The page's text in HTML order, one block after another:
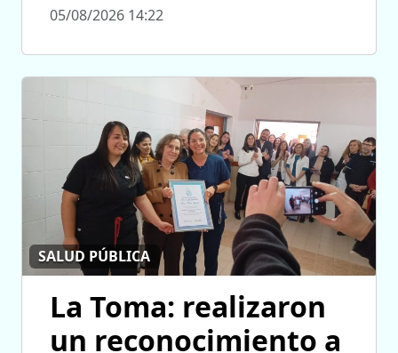
05/08/2026 14:22
SALUD PÚBLICA
La Toma: realizaron
un reconocimiento a